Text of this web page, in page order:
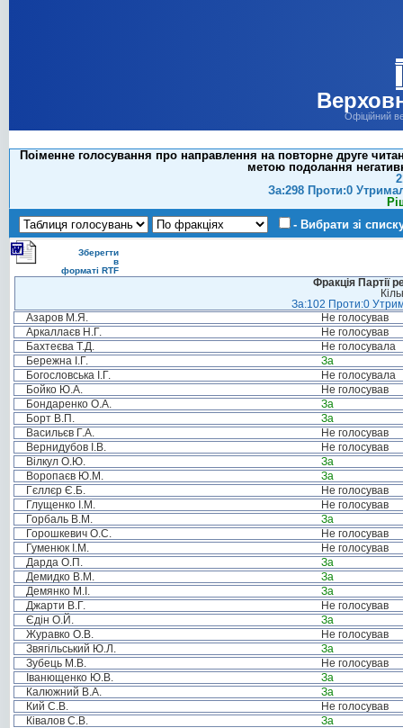
Офіційний
Поіменне голосування про направлення на повторне друге
метою подолання
За:298 Проти:0
- Вибрати зі
Зберегти
в
форматі RTF
Фракція Партії
За:102 Проти:0
Азаров М.Я.
Не голосував
Аркаллаєв Н.Г.
Не голосував
Бахтеєва Т.Д.
Не голосувала
Бережна І.Г.
За
Богословська І.Г.
Не голосувала
Бойко Ю.А.
Не голосував
Бондаренко О.А.
За
Борт В.П.
За
Васильєв Г.А.
Не голосував
Вернидубов І.В.
Не голосував
Вілкул О.Ю.
За
Воропаєв Ю.М.
За
Гєллєр Є.Б.
Не голосував
Глущенко І.М.
Не голосував
Горбаль В.М.
За
Горошкевич О.С.
Не голосував
Гуменюк І.М.
Не голосував
Дарда О.П.
За
Демидко В.М.
За
Демянко М.І.
За
Джарти В.Г.
Не голосував
Єдін О.Й.
За
Журавко О.В.
Не голосував
Звягільський Ю.Л.
За
Зубець М.В.
Не голосував
Іванющенко Ю.В.
За
Калюжний В.А.
За
Кий С.В.
Не голосував
Ківалов С.В.
За